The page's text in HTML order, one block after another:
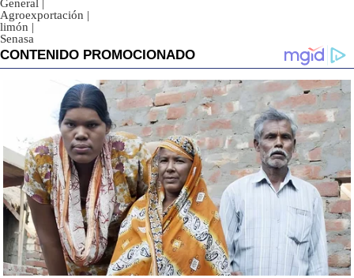
General |
Agroexportación |
limón |
Senasa